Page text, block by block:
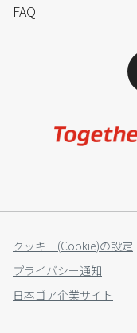
FAQ
クッキー(Cookie)の設定
プライバシー通知​
日本ゴア企業サイト